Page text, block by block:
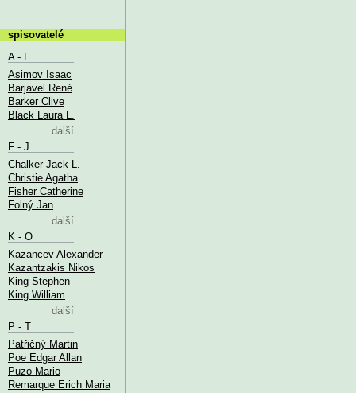
spisovatelé
A - E
Asimov Isaac
Barjavel René
Barker Clive
Black Laura L.
další
F - J
Chalker Jack L.
Christie Agatha
Fisher Catherine
Folný Jan
další
K - O
Kazancev Alexander
Kazantzakis Nikos
King Stephen
King William
další
P - T
Patřičný Martin
Poe Edgar Allan
Puzo Mario
Remarque Erich Maria